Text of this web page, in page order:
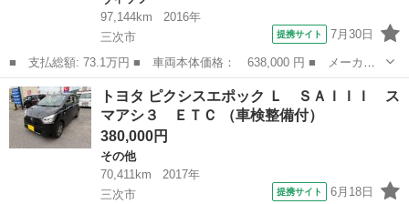
97,144km
2016年
三次市
提携サイト 7月30日
■ 支払総額: 73.1万円 ■ 車両本体価格： 638,000 円 ■ メーカー
名： トヨタ ■ 車種名： ヴィッツ ■ グレード名： Ｆ フルセ
グ メモリーナビ ＤＶＤ再生 ミュージックプレイヤー接続可 バ
ックカメラ ...
広島 三次市 ヴィッツ
トヨタ ピクシスエポック Ｌ ＳＡＩＩＩ ス
マアシ３ ＥＴＣ （車検整備付）
380,000円
その他
70,411km
2017年
三次市
提携サイト 6月18日